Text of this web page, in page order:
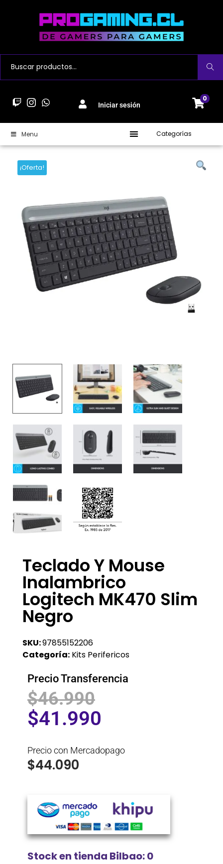
Buscar
Iniciar sesión
0
Menu Categorías
¡Oferta!
Teclado Y Mouse
Inalambrico
Logitech MK470 Slim
Negro
SKU:97855152206
Categoría: Kits Perifericos
Precio Transferencia
$46.990
$41.990
Precio con Mercadopago
$44.090
Stock en tienda Bilbao: 0